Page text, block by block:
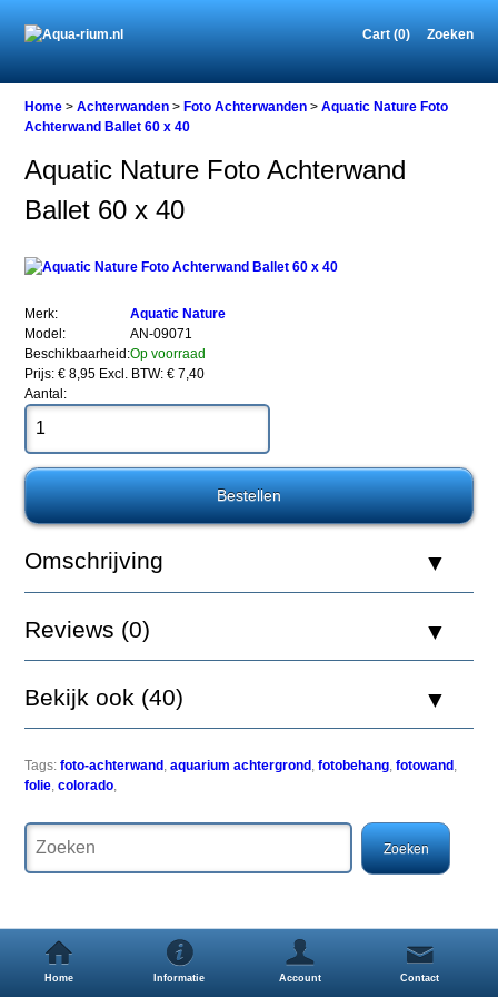
Cart (0) Zoeken
Home
Achterwanden
Foto
Achterwanden
Nature
Ballet
60
x
40
Aquatic
Nature
Achterwand
x
Een
simpele
zeer
effectieve
uitstraling
Home >Achterwanden >Foto Achterwanden >Aquatic Nature Foto
Achterwand Ballet 60 x 40
Aquatic Nature Foto Achterwand
Ballet 60 x 40
Merk:
Aquatic Nature
Model:
AN-09071
Beschikbaarheid:Op voorraad
Prijs: € 8,95 Excl. BTW: € 7,40
Aantal:
Omschrijving
Reviews (0)
Bekijk ook (40)
Tags: foto-achterwand ,aquarium achtergrond ,fotobehang,fotowand ,
folie,colorado,
Home Informatie Account Contact